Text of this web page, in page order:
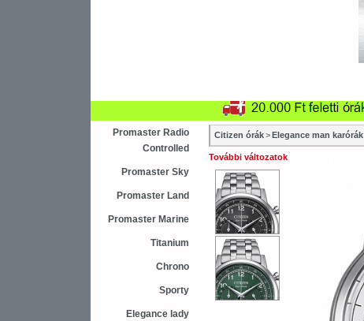
Promaster Radio
Controlled
Promaster Sky
Promaster Land
Promaster Marine
Titanium
Chrono
Sporty
Elegance lady
Citizen órák > Elegance man karórák
További változatok